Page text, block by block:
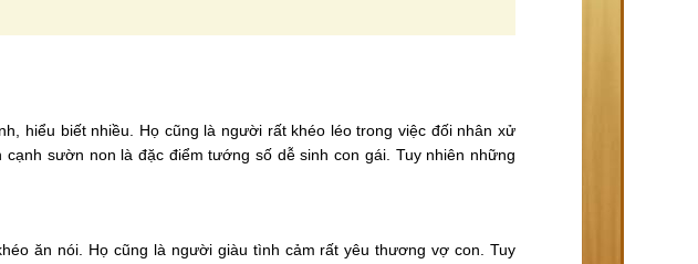
hiểu biết nhiều. Họ cũng là người rất khéo léo trong việc đối nhân xử
sườn non là đặc điểm tướng số dễ sinh con gái. Tuy nhiên những
ăn nói. Họ cũng là người giàu tình cảm rất yêu thương vợ con. Tuy